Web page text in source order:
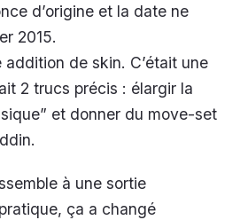
d’origine et la date ne
2015.
addition de skin. C’était une
2 trucs précis : élargir la
et donner du move-set
à une sortie
ça a changé